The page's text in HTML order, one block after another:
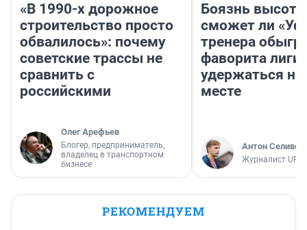
«В 1990-х дорожное
строительство просто
обвалилось»: почему
советские трассы не
сравнить с
российскими
Олег Арефьев
Блогер, предприниматель,
владелец в транспортном
бизнесе
Боязнь
сможет ли
тренера
фаворита лиги
удержаться
месте
Антон
Журналист
РЕКОМЕНДУЕМ